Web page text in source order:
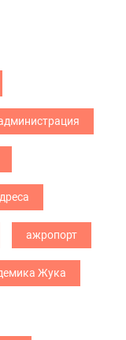
ажропорт
Жука